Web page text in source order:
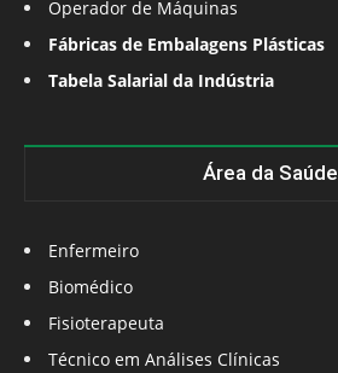
Operador de Máquinas
Fábricas de Embalagens Plásticas
Tabela Salarial da Indústria
Área da Saúde
Enfermeiro
Biomédico
Fisioterapeuta
Técnico em Análises Clínicas